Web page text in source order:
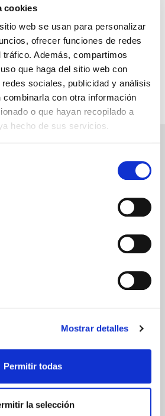
cookies
web se usan para personalizar
ofrecer funciones de redes
Además, compartimos
que haga del sitio web con
sociales, publicidad y análisis
combinarla con otra información
o que hayan recopilado a
hecho de sus servicios.
Mostrar detalles
Permitir todas
la selección
y metacarpofalángica.
con el modelo específico
ORLIMAN
Y DESTINOS